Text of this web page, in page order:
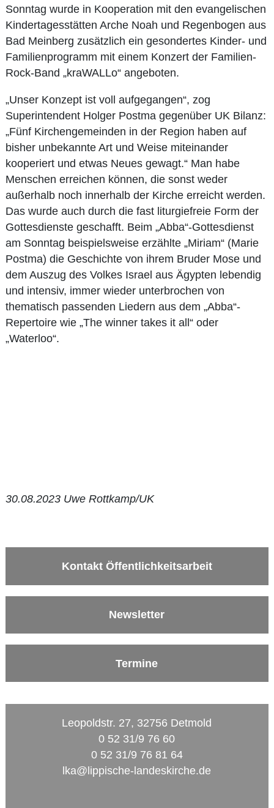
Sonntag wurde in Kooperation mit den evangelischen
Kindertagesstätten Arche Noah und Regenbogen aus
Bad Meinberg zusätzlich ein gesondertes Kinder- und
Familienprogramm mit einem Konzert der Familien-
Rock-Band „kraWALLo“ angeboten.
„Unser Konzept ist voll aufgegangen“, zog
Superintendent Holger Postma gegenüber UK Bilanz:
„Fünf Kirchengemeinden in der Region haben auf
bisher unbekannte Art und Weise miteinander
kooperiert und etwas Neues gewagt.“ Man habe
Menschen erreichen können, die sonst weder
außerhalb noch innerhalb der Kirche erreicht werden.
Das wurde auch durch die fast liturgiefreie Form der
Gottesdienste geschafft. Beim „Abba“-Gottesdienst
am Sonntag beispielsweise erzählte „Miriam“ (Marie
Postma) die Geschichte von ihrem Bruder Mose und
dem Auszug des Volkes Israel aus Ägypten lebendig
und intensiv, immer wieder unterbrochen von
thematisch passenden Liedern aus dem „Abba“-
Repertoire wie „The winner takes it all“ oder
„Waterloo“.
30.08.2023 Uwe Rottkamp/UK
Kontakt Öffentlichkeitsarbeit
Newsletter
Termine
Leopoldstr. 27, 32756 Detmold
0 52 31/9 76 60
0 52 31/9 76 81 64
lka@lippische-landeskirche.de